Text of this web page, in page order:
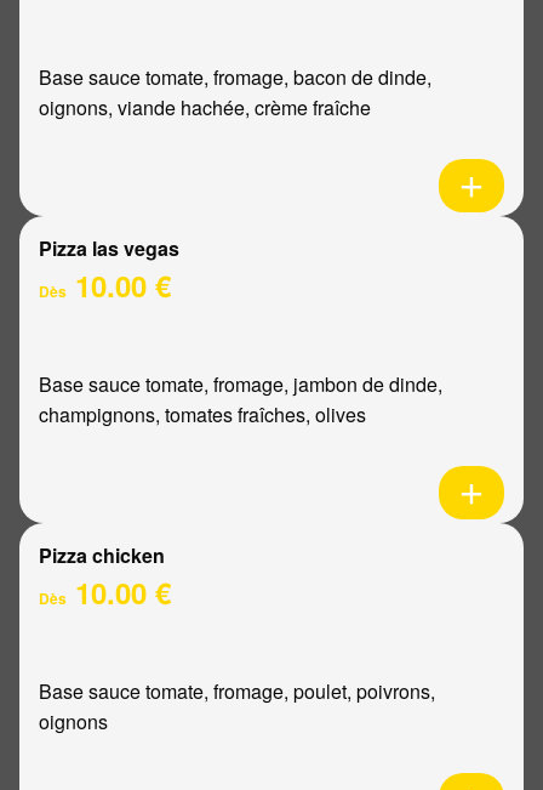
Base sauce tomate, fromage, bacon de dinde,
oignons, viande hachée, crème fraîche
Pizza las vegas
Dès 10.00 €
Base sauce tomate, fromage, jambon de dinde,
champignons, tomates fraîches, olives
Pizza chicken
Dès 10.00 €
Base sauce tomate, fromage, poulet, poivrons,
oignons